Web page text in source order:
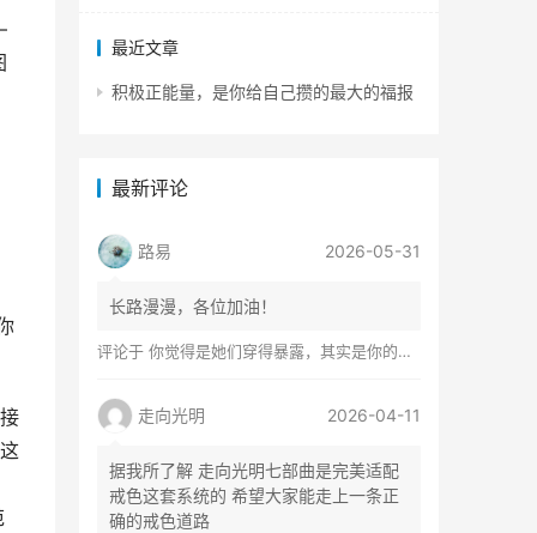
最近文章
积极正能量，是你给自己攒的最大的福报
最新评论
路易 2026-05-31
长路漫漫，各位加油！
评论于 你觉得是她们穿得暴露，其实是你的心在着火
走向光明 2026-04-11
据我所了解 走向光明七部曲是完美适配
戒色这套系统的 希望大家能走上一条正
确的戒色道路